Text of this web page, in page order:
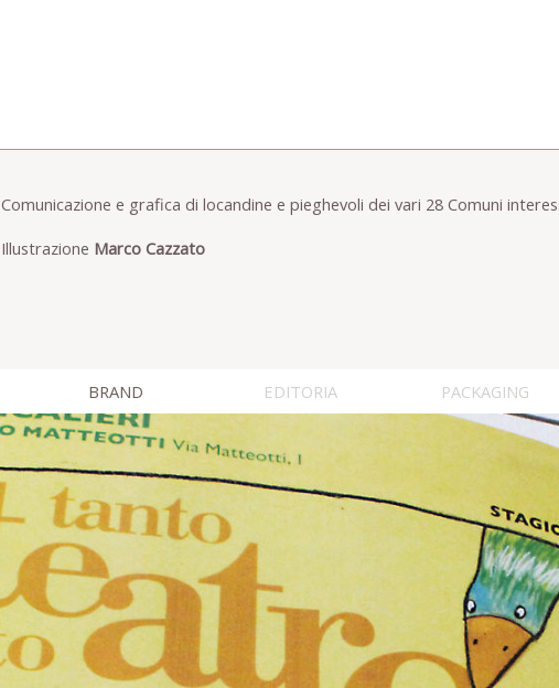
Comunicazione e grafica di locandine e pieghevoli dei vari 28 Comuni
Illustrazione Marco Cazzato
BRAND EDITORIA PACKAGING